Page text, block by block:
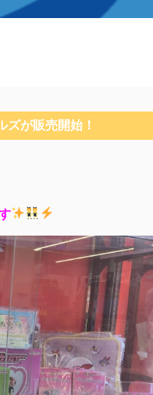
ズが販売開始！